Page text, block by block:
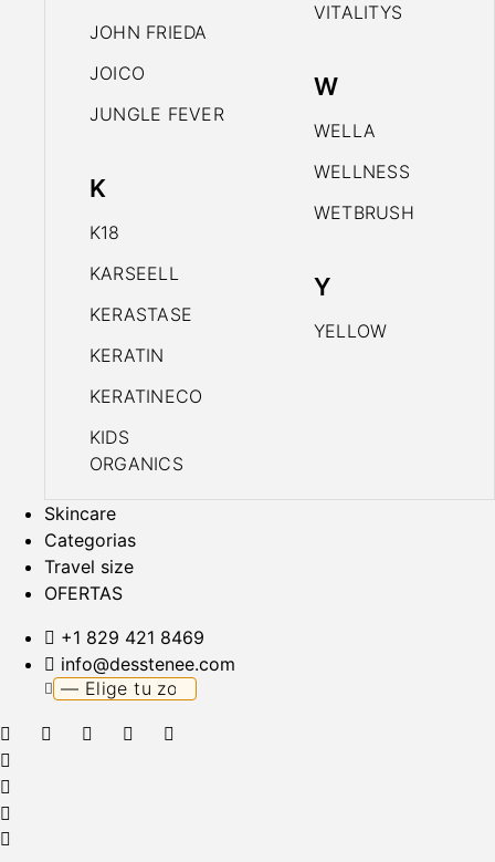
JOHN FRIEDA
JOICO
JUNGLE FEVER
K
K18
KARSEELL
KERASTASE
KERATIN
KERATINECO
KIDS
ORGANICS
VITALITYS
W
WELLA
WELLNESS
WETBRUSH
Y
YELLOW
Skincare
Categorias
Travel size
OFERTAS
+1 829 421 8469
info@desstenee.com